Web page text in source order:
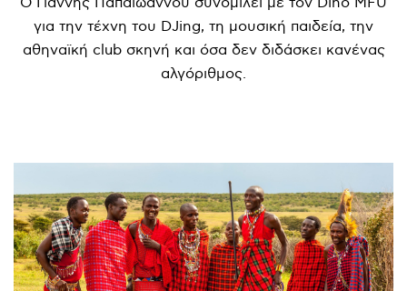
για την τέχνη του DJing, τη μουσική παιδεία, την
αθηναϊκή club σκηνή και όσα δεν διδάσκει κανένας
αλγόριθμος.